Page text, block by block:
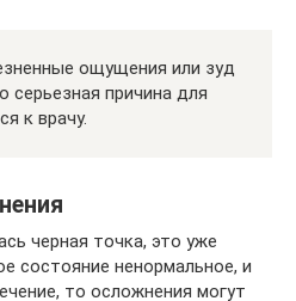
ощущения или зуд
серьезная причина для
к врачу.
черная точка, это уже
состояние ненормальное, и
то осложнения могут